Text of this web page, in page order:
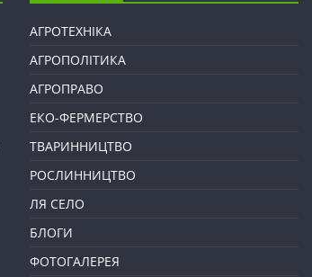
АГРОТЕХНІКА
АГРОПОЛІТИКА
АГРОПРАВО
ЕКО-ФЕРМЕРСТВО
ТВАРИННИЦТВО
РОСЛИННИЦТВО
ЛЯ СЕЛО
БЛОГИ
ФОТОГАЛЕРЕЯ